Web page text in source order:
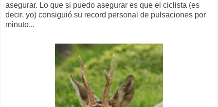
asegurar. Lo que si puedo asegurar es que el ciclista (es
decir, yo) consiguió su record personal de pulsaciones por
minuto...